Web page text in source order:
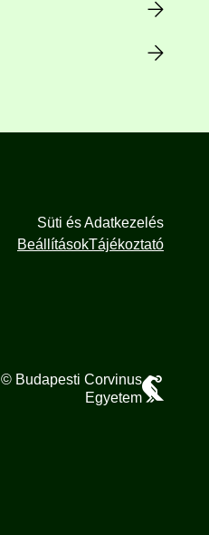
Süti és Adatkezelés
BeállításokTájékoztató
© Budapesti Corvinus
Egyetem